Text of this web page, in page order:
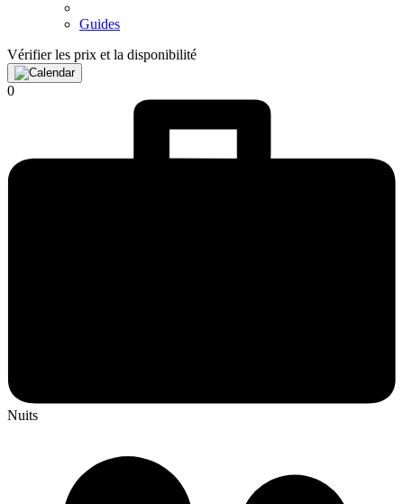
Guides
Vérifier les prix et la disponibilité
0
Nuits